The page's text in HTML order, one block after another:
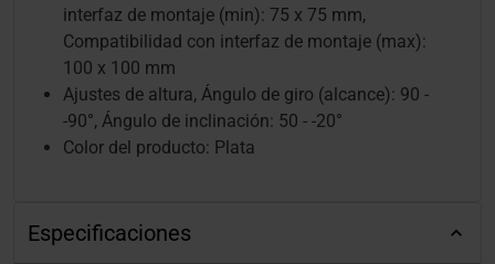
interfaz de montaje (min): 75 x 75 mm,
Compatibilidad con interfaz de montaje (max):
100 x 100 mm
Ajustes de altura, Ángulo de giro (alcance): 90 -
-90°, Ángulo de inclinación: 50 - -20°
Color del producto: Plata
Especificaciones